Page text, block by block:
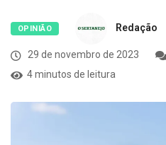
OPINIÃO Redação
29 de novembro de 2023
4 minutos de leitura